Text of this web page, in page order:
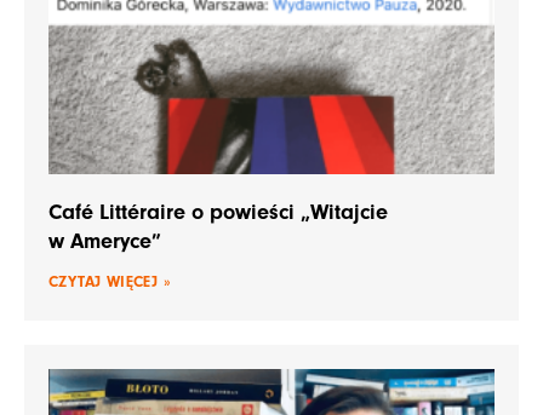
Café Littéraire o powieści „Witajcie
w Ameryce”
CZYTAJ WIĘCEJ »